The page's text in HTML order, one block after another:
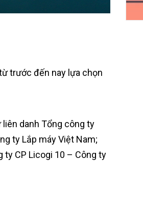
trước đến nay lựa chọn
danh Tổng công ty
ty Lắp máy Việt Nam;
ty CP Licogi 10 – Công ty